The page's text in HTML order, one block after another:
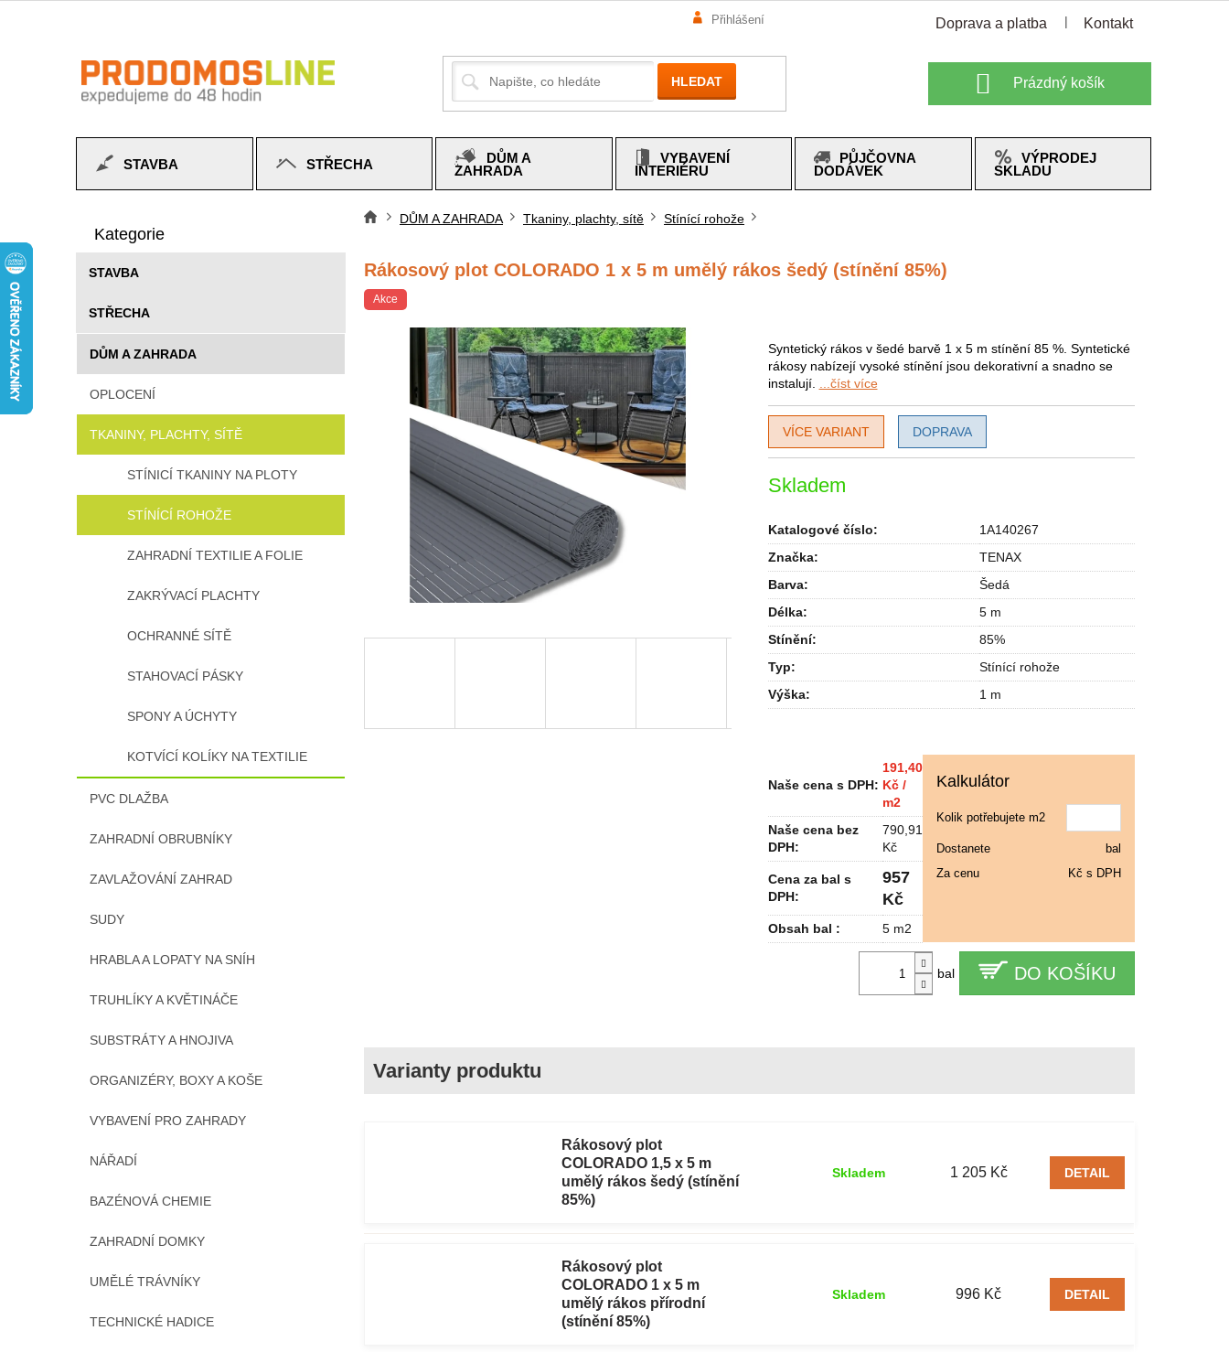
Doprava a platba Kontakt
Přihlášení
HLEDAT
Nákupní
košík
Prázdný košík
STAVBA STŘECHA
DŮM A
ZAHRADA
VYBAVENÍ
INTERIÉRU
PŮJČOVNA
DODÁVEK
VÝPRODEJ
SKLADU
n
p
n
l
kategorie
Kategorie
STAVBA
STŘECHA
DŮM A ZAHRADA
OPLOCENÍ
TKANINY, PLACHTY, SÍTĚ
STÍNICÍ TKANINY NA PLOTY
STÍNÍCÍ ROHOŽE
ZAHRADNÍ TEXTILIE A FOLIE
ZAKRÝVACÍ PLACHTY
OCHRANNÉ SÍTĚ
STAHOVACÍ PÁSKY
SPONY A ÚCHYTY
KOTVÍCÍ KOLÍKY NA TEXTILIE
PVC DLAŽBA
ZAHRADNÍ OBRUBNÍKY
ZAVLAŽOVÁNÍ ZAHRAD
SUDY
HRABLA A LOPATY NA SNÍH
TRUHLÍKY A KVĚTINÁČE
SUBSTRÁTY A HNOJIVA
ORGANIZÉRY, BOXY A KOŠE
VYBAVENÍ PRO ZAHRADY
NÁŘADÍ
BAZÉNOVÁ CHEMIE
ZAHRADNÍ DOMKY
UMĚLÉ TRÁVNÍKY
TECHNICKÉ HADICE
DŮM A ZAHRADA Tkaniny, plachty, sítě Stínící rohože
Rákosový plot COLORADO 1 x 5 m umělý rákos šedý (stínění 85%)
Akce
Skladem
bal DO KOŠÍKU
Syntetický rákos v šedé barvě 1 x 5 m stínění 85 %. Syntetické
rákosy nabízejí vysoké stínění jsou dekorativní a snadno se
instalují.
...číst více
Katalogové číslo:
1A140267
Značka:
TENAX
Barva:
Šedá
Délka:
5 m
Stínění:
85%
Typ:
Stínící rohože
Výška: 1 m
VÍCE VARIANT DOPRAVA
Naše cena s DPH:
191,40
Kč /
m2
Naše cena bez
DPH:
790,91
Kč
Cena za bal s
DPH:
957
Kč
Obsah bal : 5 m2
Kalkulátor
Kolik potřebujete m2
Dostanete
bal
Za cenu
Kč s DPH
Rákosový plot
COLORADO 1,5 x 5 m
umělý rákos šedý (stínění
85%)
1 205 Kč
Skladem DETAIL
Rákosový plot
COLORADO 1 x 5 m
umělý rákos přírodní
(stínění 85%)
996 Kč
Skladem DETAIL